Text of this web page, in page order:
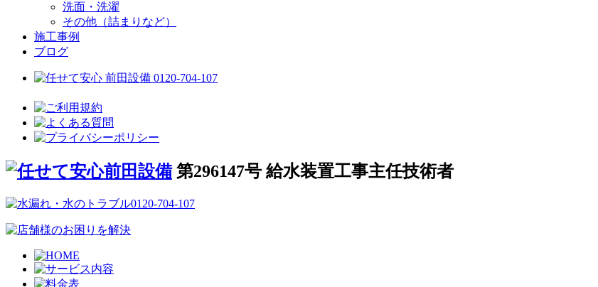
洗面・洗濯
その他（詰まりなど）
施工事例
ブログ
第296147号 給水装置工事主任技術者